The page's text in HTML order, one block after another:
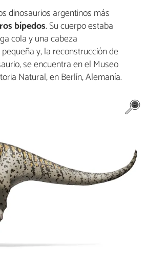
dinosaurios argentinos más
bípedos. Su cuerpo estaba
cola y una cabeza
y, la reconstrucción de
se encuentra en el Museo
Natural, en Berlín, Alemanía.